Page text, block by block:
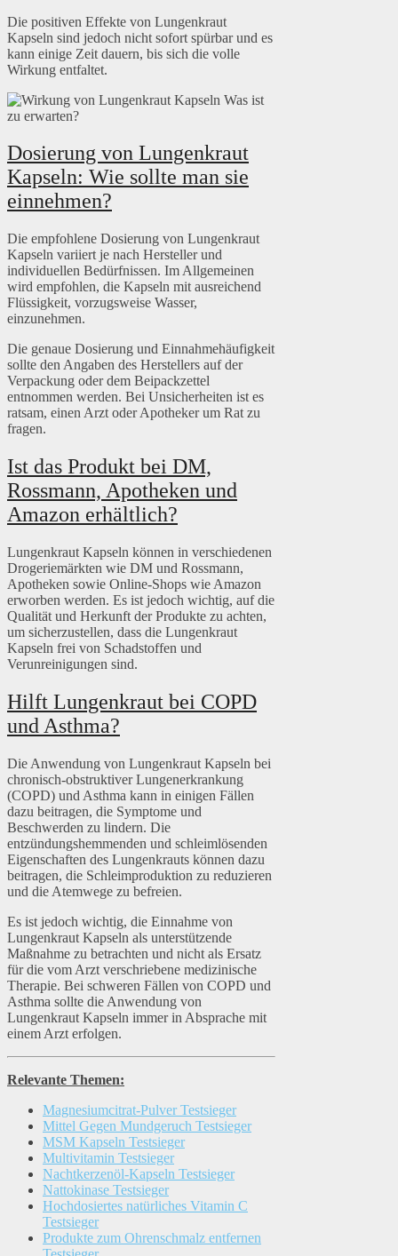
Die positiven Effekte von Lungenkraut
Kapseln sind jedoch nicht sofort spürbar und es
kann einige Zeit dauern, bis sich die volle
Wirkung entfaltet.
Dosierung von Lungenkraut
Kapseln: Wie sollte man sie
einnehmen?
Die empfohlene Dosierung von Lungenkraut
Kapseln variiert je nach Hersteller und
individuellen Bedürfnissen. Im Allgemeinen
wird empfohlen, die Kapseln mit ausreichend
Flüssigkeit, vorzugsweise Wasser,
einzunehmen.
Die genaue Dosierung und Einnahmehäufigkeit
sollte den Angaben des Herstellers auf der
Verpackung oder dem Beipackzettel
entnommen werden. Bei Unsicherheiten ist es
ratsam, einen Arzt oder Apotheker um Rat zu
fragen.
Ist das Produkt bei DM,
Rossmann, Apotheken und
Amazon erhältlich?
Lungenkraut Kapseln können in verschiedenen
Drogeriemärkten wie DM und Rossmann,
Apotheken sowie Online-Shops wie Amazon
erworben werden. Es ist jedoch wichtig, auf die
Qualität und Herkunft der Produkte zu achten,
um sicherzustellen, dass die Lungenkraut
Kapseln frei von Schadstoffen und
Verunreinigungen sind.
Hilft Lungenkraut bei COPD
und Asthma?
Die Anwendung von Lungenkraut Kapseln bei
chronisch-obstruktiver Lungenerkrankung
(COPD) und Asthma kann in einigen Fällen
dazu beitragen, die Symptome und
Beschwerden zu lindern. Die
entzündungshemmenden und schleimlösenden
Eigenschaften des Lungenkrauts können dazu
beitragen, die Schleimproduktion zu reduzieren
und die Atemwege zu befreien.
Es ist jedoch wichtig, die Einnahme von
Lungenkraut Kapseln als unterstützende
Maßnahme zu betrachten und nicht als Ersatz
für die vom Arzt verschriebene medizinische
Therapie. Bei schweren Fällen von COPD und
Asthma sollte die Anwendung von
Lungenkraut Kapseln immer in Absprache mit
einem Arzt erfolgen.
Relevante Themen:
Magnesiumcitrat-Pulver Testsieger
Mittel Gegen Mundgeruch Testsieger
MSM Kapseln Testsieger
Multivitamin Testsieger
Nachtkerzenöl-Kapseln Testsieger
Nattokinase Testsieger
Hochdosiertes natürliches Vitamin C
Testsieger
Produkte zum Ohrenschmalz entfernen